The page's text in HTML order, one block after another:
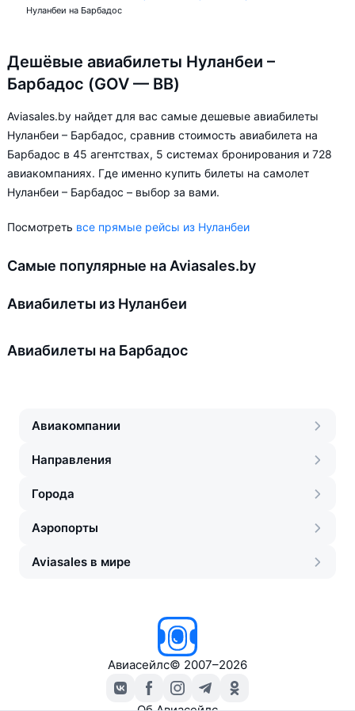
Нуланбеи на Барбадос
Дешёвые авиабилеты Нуланбеи –
Барбадос (GOV — BB)
Aviasales.by найдет для вас самые дешевые авиабилеты
Нуланбеи – Барбадос, сравнив стоимость авиабилета на
Барбадос в 45 агентствах, 5 системах бронирования и 728
авиакомпаниях. Где именно купить билеты на самолет
Нуланбеи – Барбадос – выбор за вами.
Посмотреть все прямые рейсы из Нуланбеи
Самые популярные на Aviasales.by
Авиабилеты из Нуланбеи
Авиабилеты на Барбадос
Авиакомпании
Направления
Города
Аэропорты
Aviasales в мире
Авиасейлс© 2007–2026